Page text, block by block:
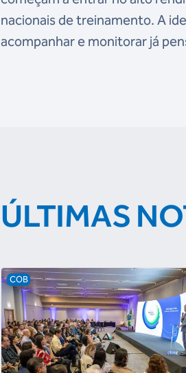
nacionais de treinamento. A
acompanhar e monitorar já
ÚLTIMAS
COB